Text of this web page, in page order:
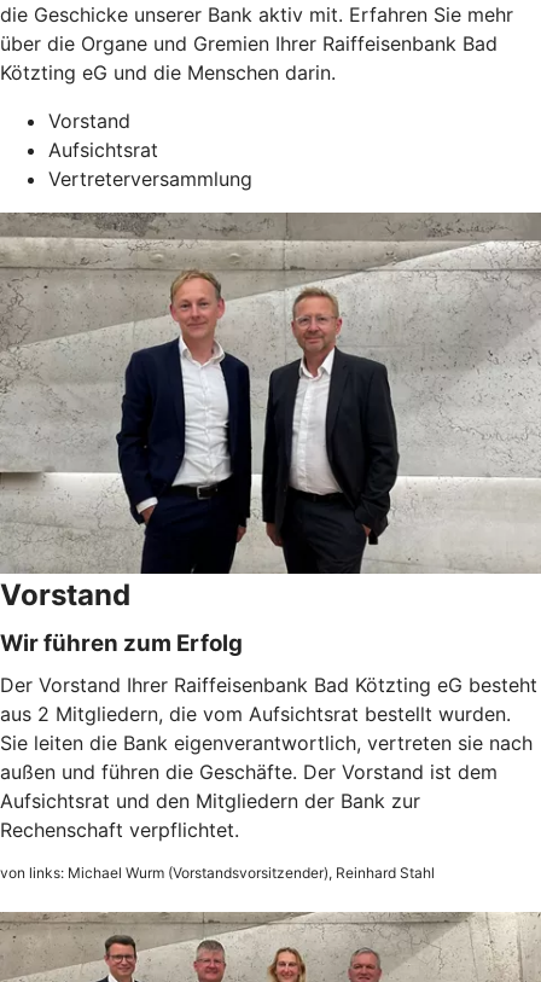
die Geschicke unserer Bank aktiv mit. Erfahren Sie mehr
über die Organe und Gremien Ihrer Raiffeisenbank Bad
Kötzting eG und die Menschen darin.
Vorstand
Aufsichtsrat
Vertreterversammlung
Vorstand
Wir führen zum Erfolg
Der Vorstand Ihrer Raiffeisenbank Bad Kötzting eG besteht
aus 2 Mitgliedern, die vom Aufsichtsrat bestellt wurden.
Sie leiten die Bank eigenverantwortlich, vertreten sie nach
außen und führen die Geschäfte. Der Vorstand ist dem
Aufsichtsrat und den Mitgliedern der Bank zur
Rechenschaft verpflichtet.
von links: Michael Wurm (Vorstandsvorsitzender), Reinhard Stahl